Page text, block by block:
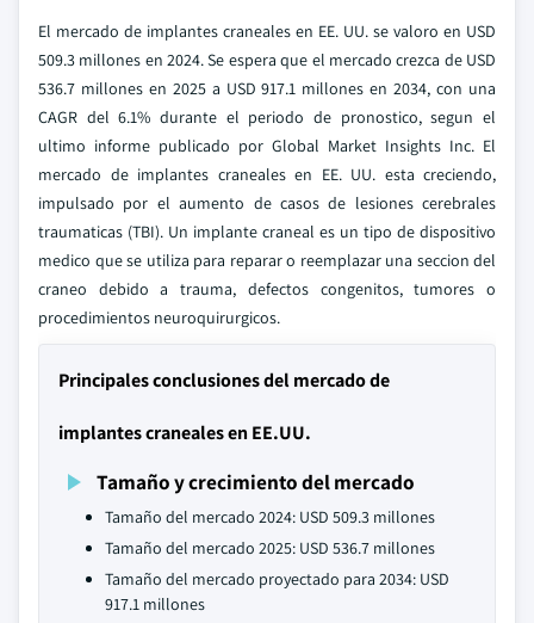
El mercado de implantes craneales en EE. UU. se valoro en USD
509.3 millones en 2024. Se espera que el mercado crezca de USD
536.7 millones en 2025 a USD 917.1 millones en 2034, con una
CAGR del 6.1% durante el periodo de pronostico, segun el
ultimo informe publicado por Global Market Insights Inc. El
mercado de implantes craneales en EE. UU. esta creciendo,
impulsado por el aumento de casos de lesiones cerebrales
traumaticas (TBI). Un implante craneal es un tipo de dispositivo
medico que se utiliza para reparar o reemplazar una seccion del
craneo debido a trauma, defectos congenitos, tumores o
procedimientos neuroquirurgicos.
Principales conclusiones del mercado de
implantes craneales en EE.UU.
Tamaño y crecimiento del mercado
Tamaño del mercado 2024: USD 509.3 millones
Tamaño del mercado 2025: USD 536.7 millones
Tamaño del mercado proyectado para 2034: USD
917.1 millones